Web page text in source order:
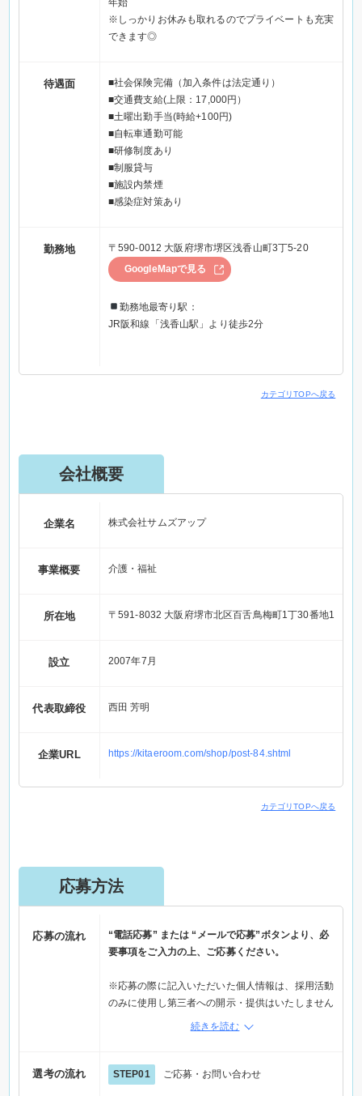
年始
※しっかりお休みも取れるのでプライベートも充実
できます◎
待遇面
■社会保険完備（加入条件は法定通り）
■交通費支給(上限：17,000円）
■土曜出勤手当(時給+100円)
■自転車通勤可能
■研修制度あり
■制服貸与
■施設内禁煙
■感染症対策あり
勤務地
〒590-0012 大阪府堺市堺区浅香山町3丁5-20
GoogleMapで見る
勤務地最寄り駅：
JR阪和線「浅香山駅」より徒歩2分
カテゴリTOPへ戻る
会社概要
企業名 株式会社サムズアップ
事業概要 介護・福祉
所在地 〒591-8032 大阪府堺市北区百舌鳥梅町1丁30番地1
設立 2007年7月
代表取締役 西田 芳明
企業URL https://kitaeroom.com/shop/post-84.shtml
カテゴリTOPへ戻る
応募方法
応募の流れ
“電話応募” または “メールで応募”ボタンより、必
要事項をご入力の上、ご応募ください。
※応募の際に記入いただいた個人情報は、採用活動
のみに使用し第三者への開示・提供はいたしません
※メール応募の場合は、メールで応募ボタンから応
※電話でご応募の際は「Elabel（えらべる）を見
た」とお伝えください
続きを読む
選考の流れ STEP01 ご応募・お問い合わせ